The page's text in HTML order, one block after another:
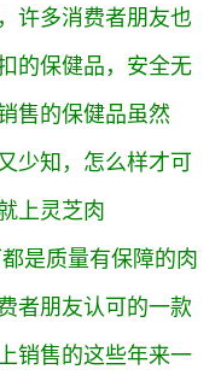
许多消费者朋友也
的保健品，安全无
售的保健品虽然
少知，怎么样才可
上灵芝肉
是质量有保障的肉
者朋友认可的一款
销售的这些年来一